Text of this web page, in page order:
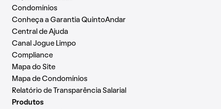
Condomínios
Conheça a Garantia QuintoAndar
Central de Ajuda
Canal Jogue Limpo
Compliance
Mapa do Site
Mapa de Condomínios
Relatório de Transparência Salarial
Produtos